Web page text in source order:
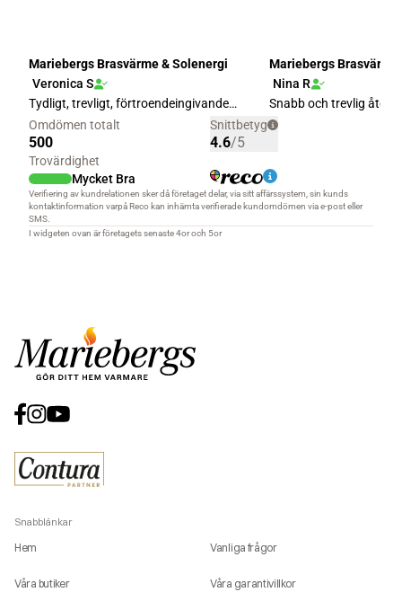
Snabblänkar
Hem
Våra butiker
Vanliga frågor
Våra garantivillkor